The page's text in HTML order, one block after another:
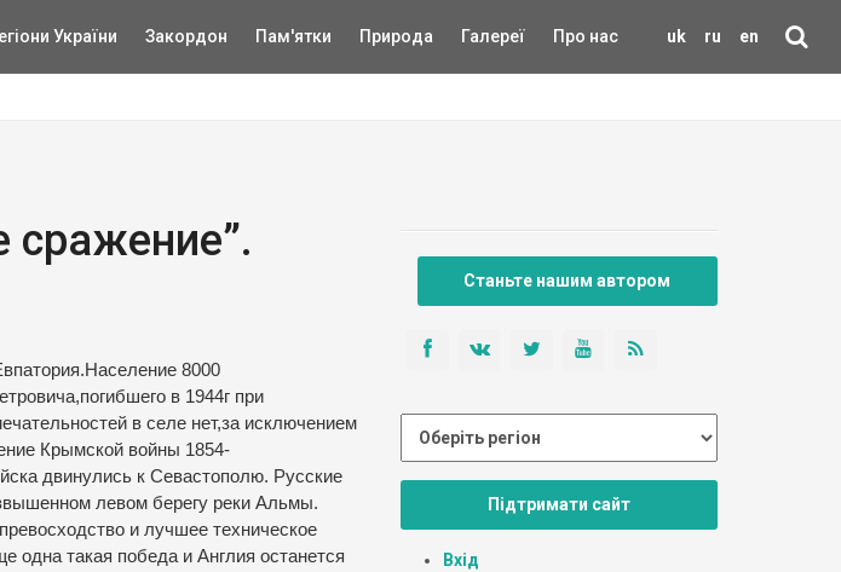
uk ru en
України Закордон Пам'ятки Природа Галереї Про нас
8000
в 1944г при
в селе нет,за исключением
Крымской войны 1854-
двинулись к Севастополю. Русские
левом берегу реки Альмы.
и лучшее техническое
одна такая победа и Англия останется
Станьте нашим автором
Підтримати сайт
Вхід